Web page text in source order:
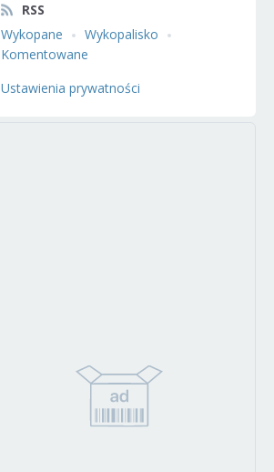
RSS
Wykopane
Wykopalisko
Komentowane
Ustawienia prywatności